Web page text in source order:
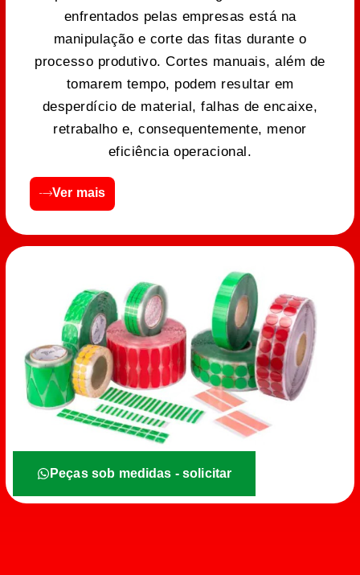
enfrentados pelas empresas está na
manipulação e corte das fitas durante o
processo produtivo. Cortes manuais, além de
tomarem tempo, podem resultar em
desperdício de material, falhas de encaixe,
retrabalho e, consequentemente, menor
eficiência operacional.
Ver mais
Peças sob medidas - solicitar